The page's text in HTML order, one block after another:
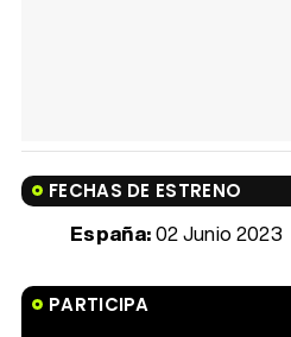
FECHAS DE ESTRENO
España:02 Junio 2023
PARTICIPA